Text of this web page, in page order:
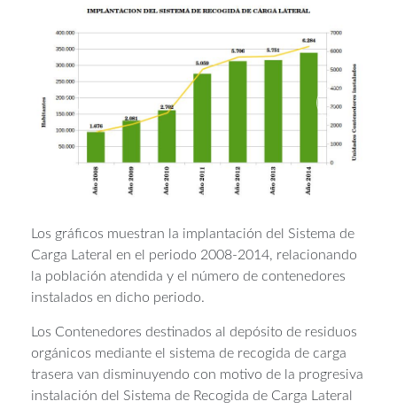
Los gráficos muestran la implantación del Sistema de
Carga Lateral en el periodo 2008-2014, relacionando
la población atendida y el número de contenedores
instalados en dicho periodo.
Los Contenedores destinados al depósito de residuos
orgánicos mediante el sistema de recogida de carga
trasera van disminuyendo con motivo de la progresiva
instalación del Sistema de Recogida de Carga Lateral